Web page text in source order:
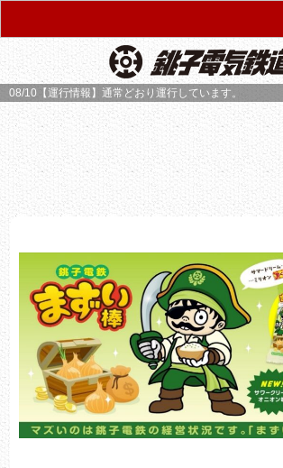
08/10【運行情報】 通常どおり運行しています。